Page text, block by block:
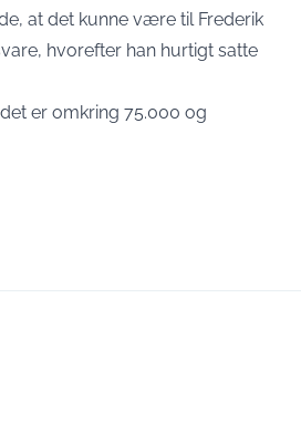
at det kunne være til Frederik
hvorefter han hurtigt satte
er omkring 75.000 og